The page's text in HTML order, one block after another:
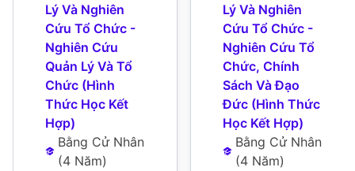
Lý Và Nghiên
Cứu Tổ Chức -
Nghiên Cứu
Quản Lý Và Tổ
Chức (Hình
Thức Học Kết
Hợp)
Bằng Cử Nhân
(4 Năm)
Lý Và Nghiên
Cứu Tổ Chức -
Nghiên Cứu Tổ
Chức, Chính
Sách Và Đạo
Đức (Hình Thức
Học Kết Hợp)
Bằng Cử Nhân
(4 Năm)